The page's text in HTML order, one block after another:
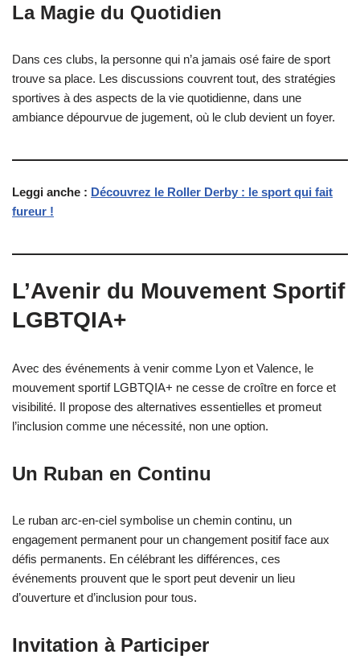
La Magie du Quotidien
Dans ces clubs, la personne qui n’a jamais osé faire de sport
trouve sa place. Les discussions couvrent tout, des stratégies
sportives à des aspects de la vie quotidienne, dans une
ambiance dépourvue de jugement, où le club devient un foyer.
Leggi anche : Découvrez le Roller Derby : le sport qui fait
fureur !
L’Avenir du Mouvement Sportif
LGBTQIA+
Avec des événements à venir comme Lyon et Valence, le
mouvement sportif LGBTQIA+ ne cesse de croître en force et
visibilité. Il propose des alternatives essentielles et promeut
l’inclusion comme une nécessité, non une option.
Un Ruban en Continu
Le ruban arc-en-ciel symbolise un chemin continu, un
engagement permanent pour un changement positif face aux
défis permanents. En célébrant les différences, ces
événements prouvent que le sport peut devenir un lieu
d’ouverture et d’inclusion pour tous.
Invitation à Participer